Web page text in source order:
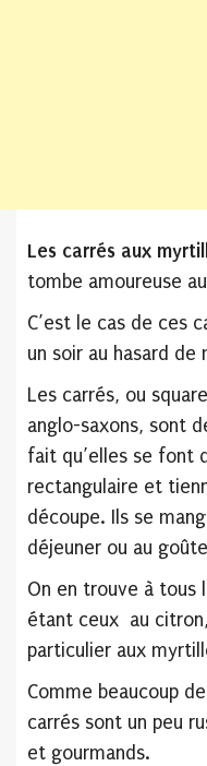
Les carrés aux
tombe amoureuse
C’est le cas de ces
un soir au hasard de
Les carrés, ou
anglo-saxons, sont
fait qu’elles se font
rectangulaire et
découpe. Ils se
déjeuner ou au
On en trouve à tous
étant ceux au
particulier aux
Comme beaucoup
carrés sont un peu
et gourmands.